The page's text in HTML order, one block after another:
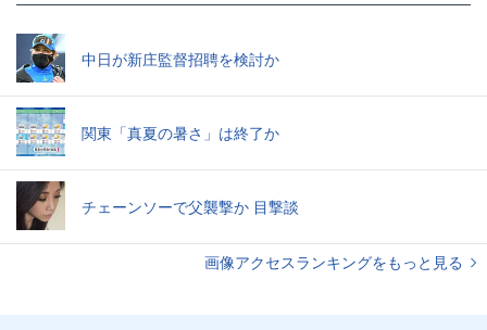
中日が新庄監督招聘を検討か
関東「真夏の暑さ」は終了か
チェーンソーで父襲撃か 目撃談
画像アクセスランキングをもっと見る